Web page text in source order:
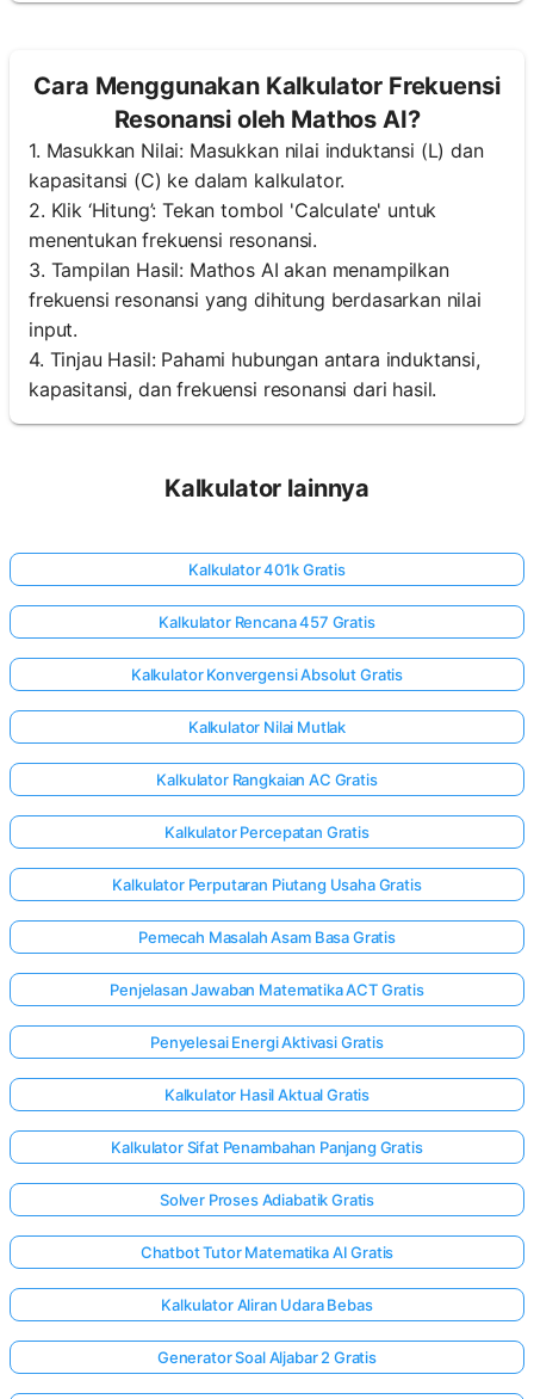
Cara Menggunakan Kalkulator Frekuensi
Resonansi oleh Mathos AI?
1. Masukkan Nilai: Masukkan nilai induktansi (L) dan
kapasitansi (C) ke dalam kalkulator.
2. Klik ‘Hitung’: Tekan tombol 'Calculate' untuk
menentukan frekuensi resonansi.
3. Tampilan Hasil: Mathos AI akan menampilkan
frekuensi resonansi yang dihitung berdasarkan nilai
input.
4. Tinjau Hasil: Pahami hubungan antara induktansi,
kapasitansi, dan frekuensi resonansi dari hasil.
Kalkulator lainnya
Kalkulator 401k Gratis
Kalkulator Rencana 457 Gratis
Kalkulator Konvergensi Absolut Gratis
Kalkulator Nilai Mutlak
Kalkulator Rangkaian AC Gratis
Kalkulator Percepatan Gratis
Kalkulator Perputaran Piutang Usaha Gratis
Pemecah Masalah Asam Basa Gratis
Penjelasan Jawaban Matematika ACT Gratis
Penyelesai Energi Aktivasi Gratis
Kalkulator Hasil Aktual Gratis
Kalkulator Sifat Penambahan Panjang Gratis
Solver Proses Adiabatik Gratis
Chatbot Tutor Matematika AI Gratis
Kalkulator Aliran Udara Bebas
Generator Soal Aljabar 2 Gratis